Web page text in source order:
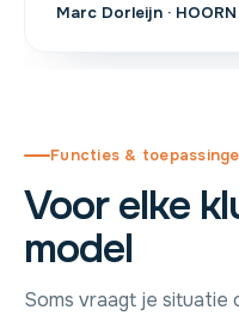
Marc Dorleijn ·
Functies &
Voor elke
model
Soms vraagt je situatie